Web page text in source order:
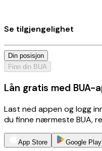
Se tilgjengelighet
Din posisjon
Finn din BUA
Lån gratis med BUA-
Last ned appen og logg
du finne nærmeste BUA,
App Store Google Play